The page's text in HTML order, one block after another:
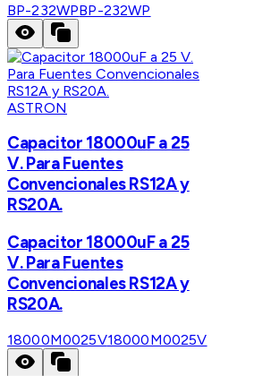
BP-232WPBP-232WP
ASTRON
Capacitor 18000uF a 25
V. Para Fuentes
Convencionales RS12A y
RS20A.
Capacitor 18000uF a 25
V. Para Fuentes
Convencionales RS12A y
RS20A.
18000M0025V18000M0025V